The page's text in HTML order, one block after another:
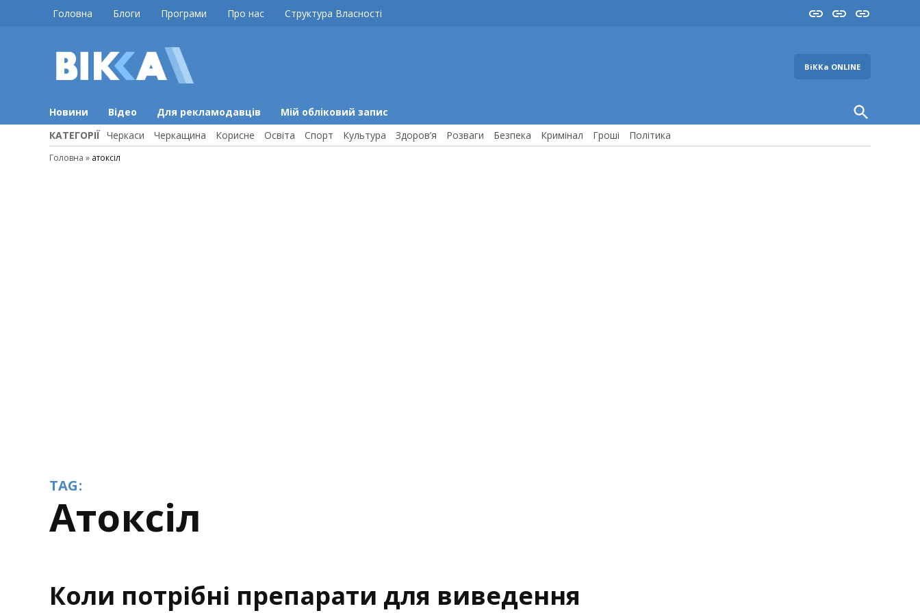
Головна Блоги Програми Про нас Структура Власності InstaYouTube
FB
ВіККа ONLINE
Новини Відео Для рекламодавців Мій обліковий запис
Open
Search
КАТЕГОРІЇ Черкаси Черкащина Корисне Освіта Спорт Культура Здоров’я Розваги Безпека Кримінал Гроші Політика
Головна » атоксіл
TAG:
атоксіл
Коли потрібні препарати для виведення